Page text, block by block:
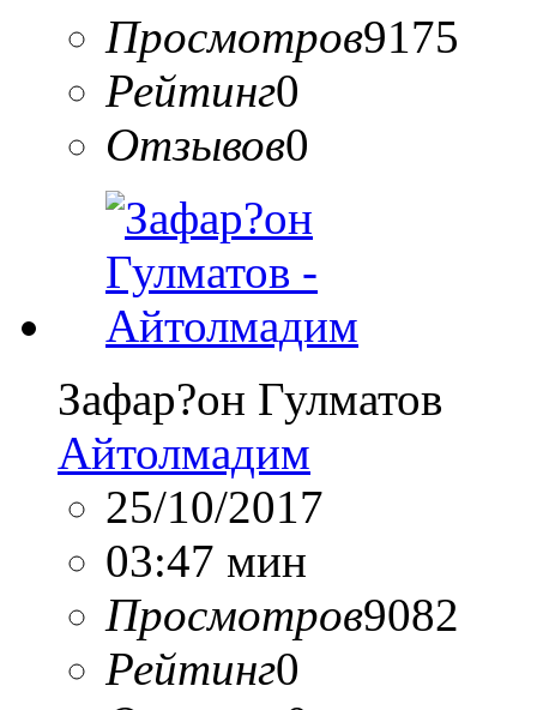
Просмотров9175
Рейтинг0
Отзывов0
Зафар?он Гулматов
Айтолмадим
25/10/2017
03:47 мин
Просмотров9082
Рейтинг0